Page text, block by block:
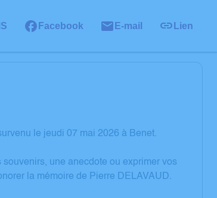
Facebook E-mail Lien
le jeudi 07 mai 2026 à Benet.
une anecdote ou exprimer vos
la mémoire de Pierre DELAVAUD.